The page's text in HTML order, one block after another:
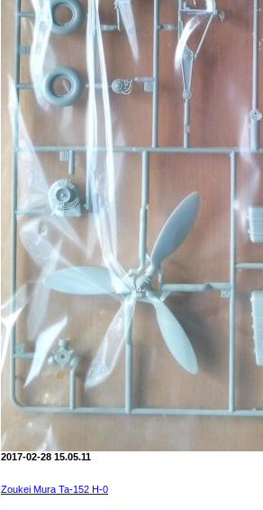
2017-02-28 15.05.11
Zoukei Mura Ta-152 H-0